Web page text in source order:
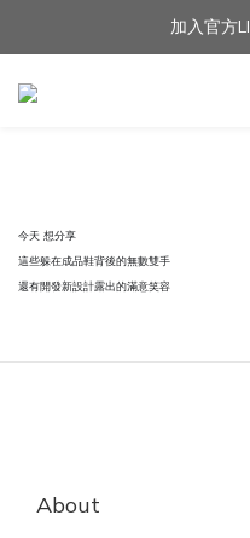
加入官方
加入官方
滿$3000免運費 | 滿
今天 想分享
這些躲在成品鞋背後的無數雙手
還有開發新設計露出的滿意笑容
About